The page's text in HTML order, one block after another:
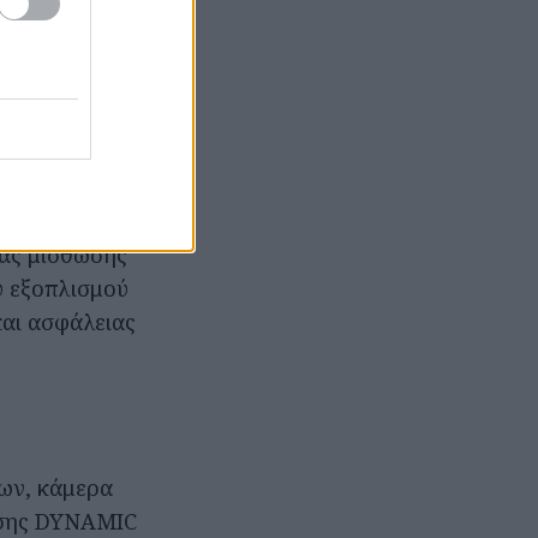
γκάμα
Style
μίσθωσης
εξοπλισμού
ασφάλειας
κάμερα
DYNAMIC